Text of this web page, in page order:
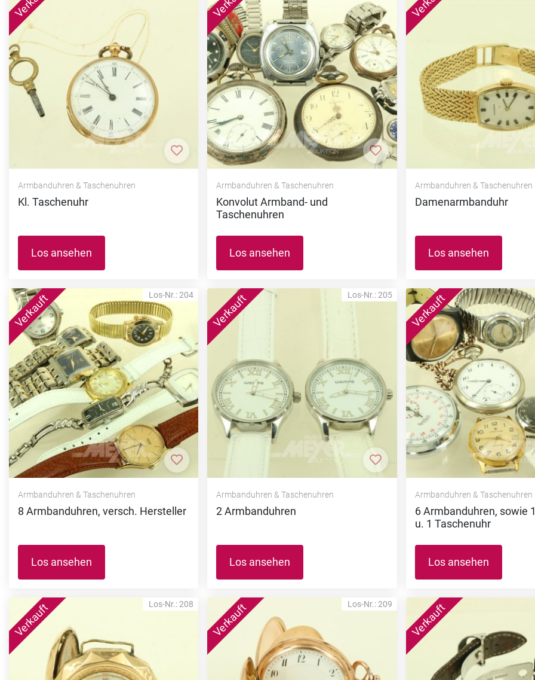
Zur Merkliste hinzufügen
Armbanduhren & Taschenuhren
Kl. Taschenuhr
Los ansehen
Zur Merkliste hinzufügen
Armbanduhren & Taschenuhren
Konvolut Armband- und
Taschenuhren
Los ansehen
Armbanduhren & Taschenuhren
Damenarmbanduhr
Los ansehen
Los-Nr.: 204
Zur Merkliste hinzufügen
Armbanduhren & Taschenuhren
8 Armbanduhren, versch. Hersteller
Los ansehen
Los-Nr.: 205
Zur Merkliste hinzufügen
Armbanduhren & Taschenuhren
2 Armbanduhren
Los ansehen
Armbanduhren & Taschenuhren
6 Armbanduhren, sowie
u. 1 Taschenuhr
Los ansehen
Los-Nr.: 208 Los-Nr.: 209